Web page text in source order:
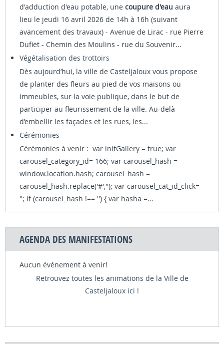
d'adduction d'eau potable, une coupure d'eau aura
lieu le jeudi 16 avril 2026 de 14h à 16h (suivant
avancement des travaux) - Avenue de Lirac - rue Pierre
Dufiet - Chemin des Moulins - rue du Souvenir...
Végétalisation des trottoirs
Dès aujourd’hui, la ville de Casteljaloux vous propose
de planter des fleurs au pied de vos maisons ou
immeubles, sur la voie publique, dans le but de
participer au fleurissement de la ville. Au-delà
d’embellir les façades et les rues, les...
Cérémonies
Cérémonies à venir : var initGallery = true; var
carousel_category_id= 166; var carousel_hash =
window.location.hash; carousel_hash =
carousel_hash.replace('#',''); var carousel_cat_id_click=
''; if (carousel_hash !== '') { var hasha =...
AGENDA DES MANIFESTATIONS
Aucun évènement à venir!
Retrouvez toutes les animations de la Ville de
Casteljaloux ici !